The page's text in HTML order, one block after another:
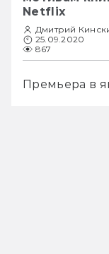
Netflix
Дмитрий
25.09.2020
867
Премьера в